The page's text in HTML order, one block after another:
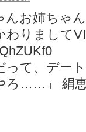
んお姉ちゃ
わりまして
て、デー
ろ……」